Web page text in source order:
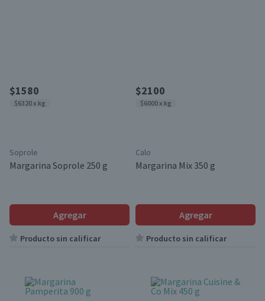
$1580
$6320 x kg
Soprole
Margarina Soprole 250 g
Agregar
Producto sin calificar
$2100
$6000 x kg
Calo
Margarina Mix 350 g
Agregar
Producto sin calificar